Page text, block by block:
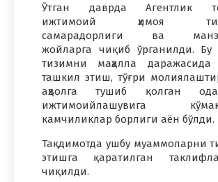
Ўтган даврда Агентлик
ижтимоий ҳимоя
самарадорлиги ва
жойларга чиқиб ўрганилди. Бу
тизимни маҳалла даражасида
ташкил этиш, тўғри
аҳволга тушиб қолган
ижтимоийлашувига
камчиликлар борлиги аён бўлди.
Тақдимотда ушбу муаммоларни
этишга қаратилган
чиқилди.